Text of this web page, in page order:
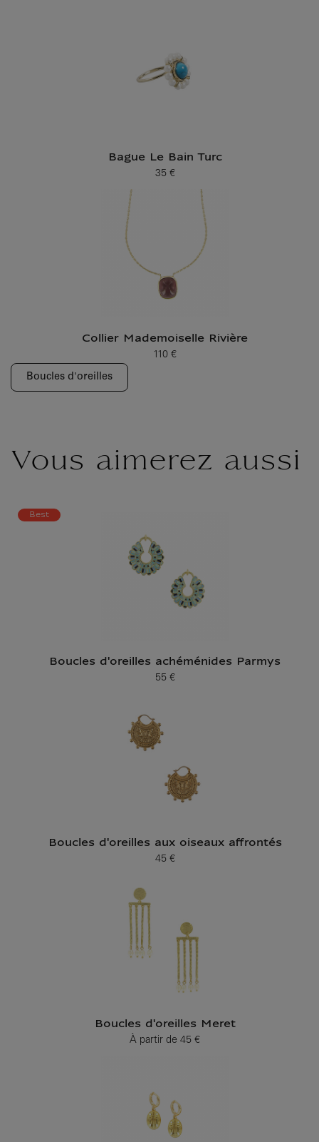
Bague Le Bain Turc
Prix ​​actuel
35 €
Collier Mademoiselle Rivière
Prix ​​actuel
110 €
Boucles d'oreilles
Vous aimerez aussi
Best
Boucles d'oreilles achéménides Parmys
Prix ​​actuel
55 €
Boucles d'oreilles aux oiseaux affrontés
Prix ​​actuel
45 €
Boucles d'oreilles Meret
À partir dePrix ​​actuel
45 €